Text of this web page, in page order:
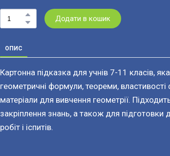
Додати в кошик
ОПИС
Картонна підказка для учнів 7-11 класів,
геометричні формули, теореми, властивості
матеріали для вивчення геометрії.
закріплення знань, а також для підготовки
робіт і іспитів.